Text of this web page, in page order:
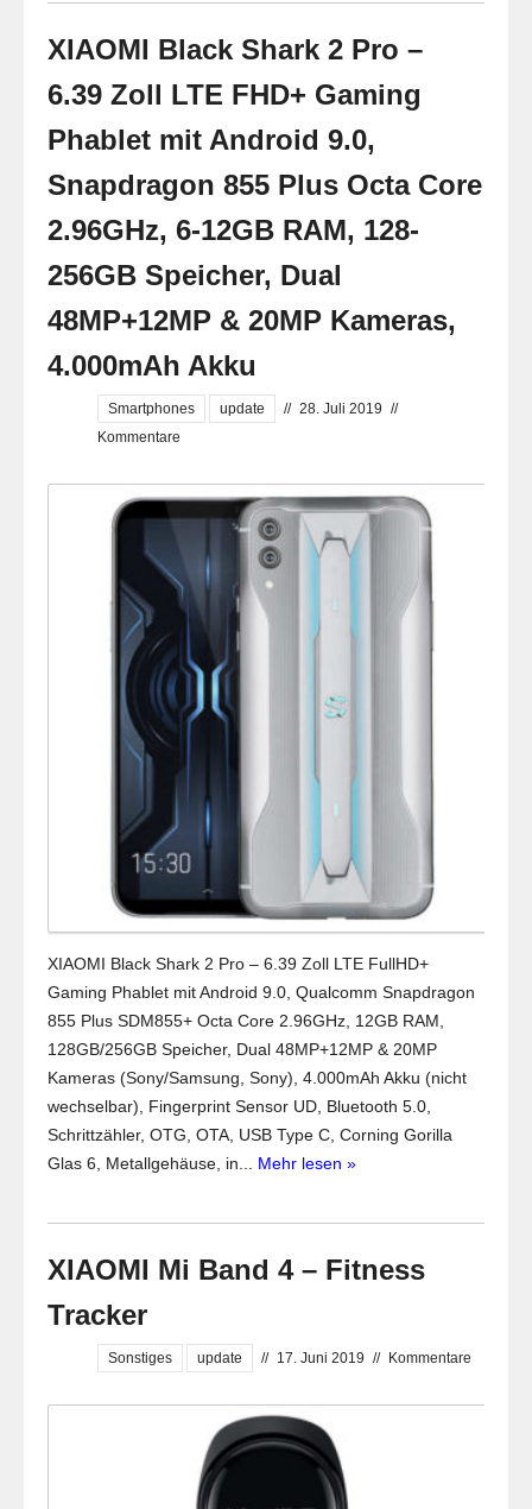
XIAOMI Black Shark 2 Pro –
6.39 Zoll LTE FHD+ Gaming
Phablet mit Android 9.0,
Snapdragon 855 Plus Octa Core
2.96GHz, 6-12GB RAM, 128-
256GB Speicher, Dual
48MP+12MP & 20MP Kameras,
4.000mAh Akku
Smartphones update // 28. Juli 2019 //
Kommentare
XIAOMI Black Shark 2 Pro – 6.39 Zoll LTE FullHD+
Gaming Phablet mit Android 9.0, Qualcomm Snapdragon
855 Plus SDM855+ Octa Core 2.96GHz, 12GB RAM,
128GB/256GB Speicher, Dual 48MP+12MP & 20MP
Kameras (Sony/Samsung, Sony), 4.000mAh Akku (nicht
wechselbar), Fingerprint Sensor UD, Bluetooth 5.0,
Schrittzähler, OTG, OTA, USB Type C, Corning Gorilla
Glas 6, Metallgehäuse, in... Mehr lesen »
XIAOMI Mi Band 4 – Fitness
Tracker
Sonstiges update // 17. Juni 2019 // Kommentare